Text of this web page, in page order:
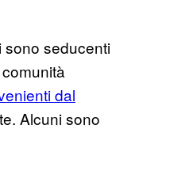
sono seducenti
dal
Alcuni sono